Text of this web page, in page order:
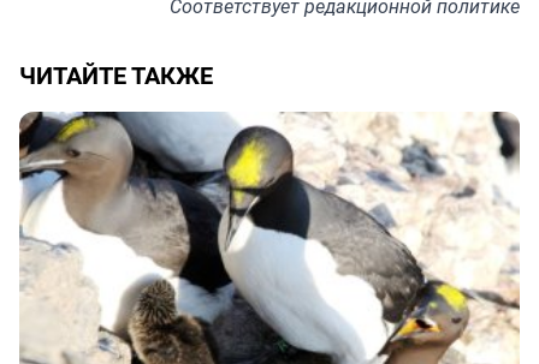
Соответствуетредакционной политике
ЧИТАЙТЕ ТАКЖЕ